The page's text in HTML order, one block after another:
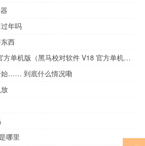
年吗
西
黑马校对软件 V18 官方单机版（黑马校对软件 V18 官方单机版功能简介）
始…… 到底什么情况嘞
哪里